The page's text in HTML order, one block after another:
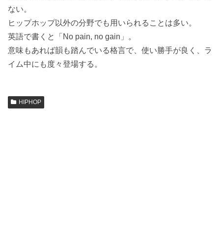
ない。
ヒップホップ以外の分野でも用いられることは多い。
英語で書くと「No pain, no gain」。
意味もあれば韻も踏んでいる格言で、使い勝手が良く、ラ
イム中にも度々登場する。
HIPHOP